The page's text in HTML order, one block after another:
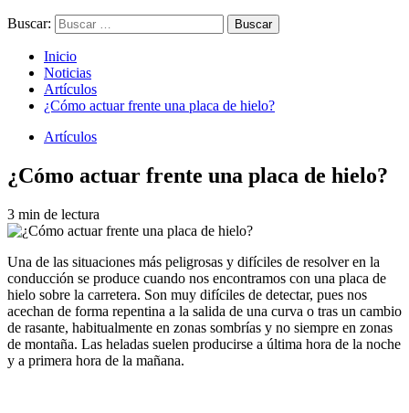
Buscar:
Inicio
Noticias
Artículos
¿Cómo actuar frente una placa de hielo?
Artículos
¿Cómo actuar frente una placa de hielo?
3 min de lectura
Una de las situaciones más peligrosas y difíciles de resolver en la
conducción se produce cuando nos encontramos con una placa de
hielo sobre la carretera. Son muy difíciles de detectar, pues nos
acechan de forma repentina a la salida de una curva o tras un cambio
de rasante, habitualmente en zonas sombrías y no siempre en zonas
de montaña. Las heladas suelen producirse a última hora de la noche
y a primera hora de la mañana.